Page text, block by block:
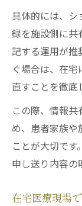
具体的には、
録を施設側に共
記する運用が推
ぐ場合は、在
直すことを徹底
この際、情報
め、患者家族や
ことが大切で
申し送り内容の
在宅医療現場